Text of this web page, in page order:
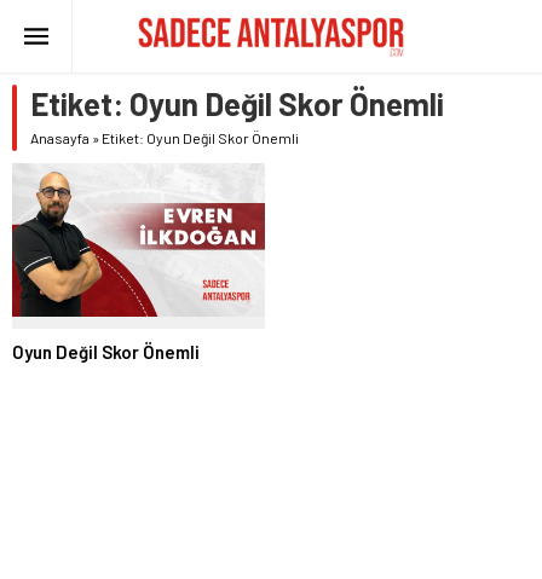
Etiket: Oyun Değil Skor Önemli
Anasayfa » Etiket: Oyun Değil Skor Önemli
Oyun Değil Skor Önemli